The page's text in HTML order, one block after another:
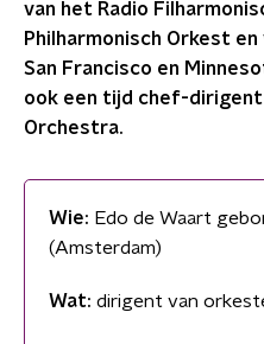
van het Radio
Philharmonisch Orkest
San Francisco en
ook een tijd chef-dirigent
Orchestra.
Wie: Edo de Waart
(Amsterdam)
Wat: dirigent van